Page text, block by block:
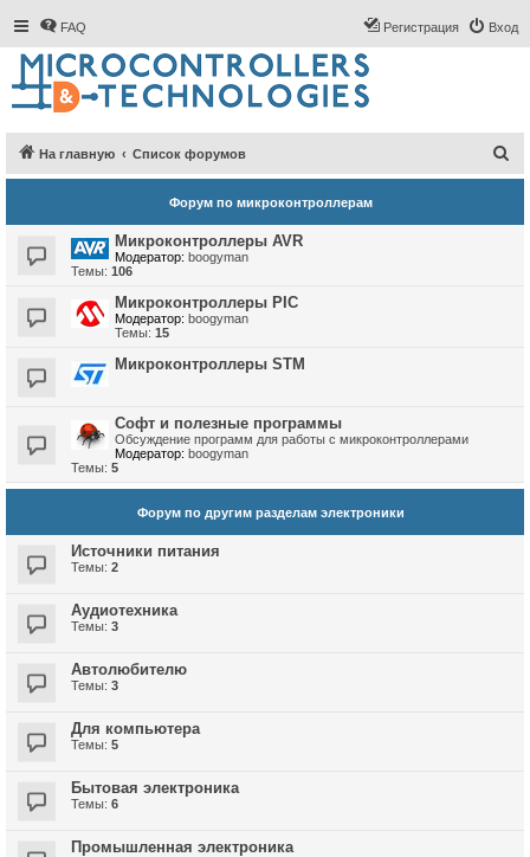
FAQ Вход
Регистрация
На главную Список форумов
о
Форум по микроконтроллерам
Микроконтроллеры AVR
Модератор: boogyman
Темы: 106
Микроконтроллеры PIC
Модератор: boogyman
Темы: 15
Микроконтроллеры STM
Софт и полезные программы
Обсуждение программ для работы с микроконтроллерами
Модератор: boogyman
Темы: 5
Форум по другим разделам электроники
Источники питания
Темы: 2
Аудиотехника
Темы: 3
Автолюбителю
Темы: 3
Для компьютера
Темы: 5
Бытовая электроника
Темы: 6
Промышленная электроника